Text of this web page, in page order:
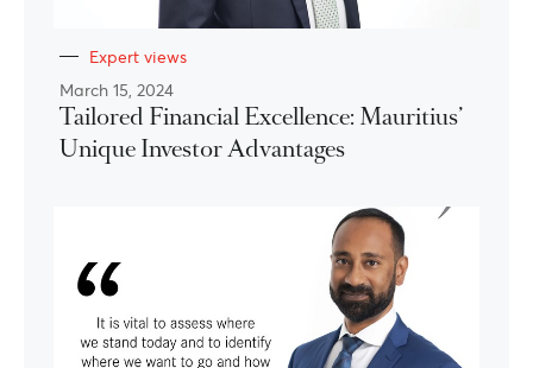
Expert views
March 15, 2024
Tailored Financial Excellence: Mauritius’
Unique Investor Advantages